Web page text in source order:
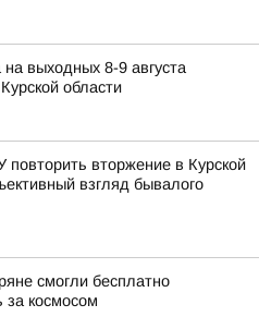
на выходных 8-9 августа
области
повторить вторжение в Курской
взгляд бывалого
смогли бесплатно
за космосом